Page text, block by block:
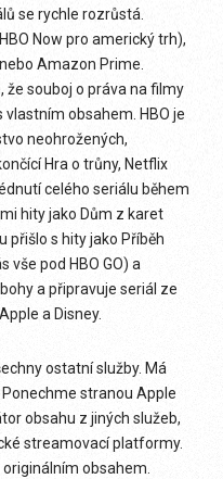
se rychle rozrůstá.
Now pro americký trh),
Amazon Prime.
souboj o práva na filmy
obsahem. HBO je
neohrožených,
Hra o trůny, Netflix
celého seriálu během
hity jako Dům z karet
přišlo s hity jako Příběh
vše pod HBO GO) a
a připravuje seriál ze
a Disney.
ostatní služby. Má
Ponechme stranou Apple
obsahu z jiných služeb,
streamovací platformy.
obsahem.